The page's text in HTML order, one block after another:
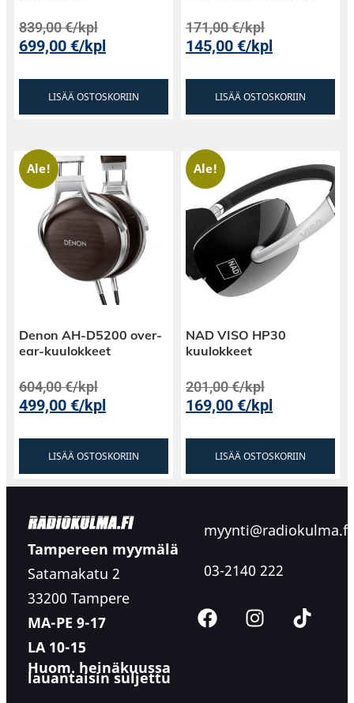
839,00€/kpl
699,00€/kpl
LISÄÄ OSTOSKORIIN
171,00€/kpl
145,00€/kpl
LISÄÄ OSTOSKORIIN
Ale!
Denon AH-D5200 over-
ear-kuulokkeet
604,00€/kpl
499,00€/kpl
LISÄÄ OSTOSKORIIN
Ale!
NAD VISO HP30
kuulokkeet
201,00€/kpl
169,00€/kpl
LISÄÄ OSTOSKORIIN
Tampereen myymälä
Satamakatu 2
33200 Tampere
MA-PE 9-17
LA 10-15
Huom. heinäkuussa
lauantaisin suljettu
myynti@radiokulma.fi
03-2140 222